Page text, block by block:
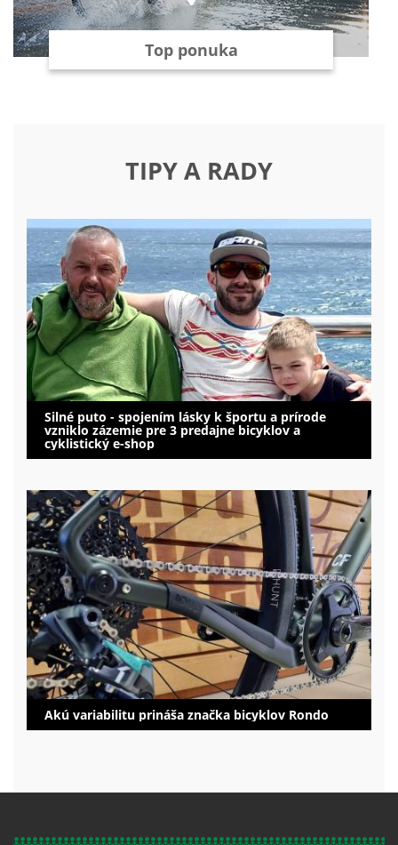
Top ponuka
TIPY A RADY
Silné puto - spojením lásky k športu a prírode
vzniklo zázemie pre 3 predajne bicyklov a
cyklistický e-shop
Akú variabilitu prináša značka bicyklov Rondo